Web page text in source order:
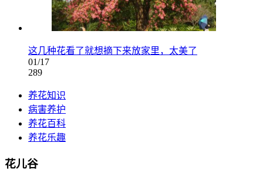
这几种花看了就想摘下来放家里，太美了
01/17
289
养花知识
病害养护
养花百科
养花乐趣
花儿谷